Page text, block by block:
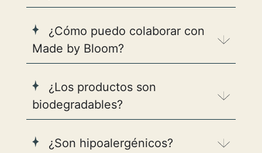
¿Cómo puedo colaborar con
Made by Bloom?
¿Los productos son
biodegradables?
¿Son hipoalergénicos?